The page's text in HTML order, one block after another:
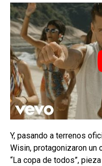
Y, pasando a terrenos
Wisin, protagonizaron un
“La copa de todos”,